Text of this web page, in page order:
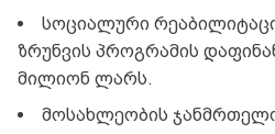
სოციალური
ზრუნვის პროგრამის
მილიონ ლარს.
მოსახლეობის